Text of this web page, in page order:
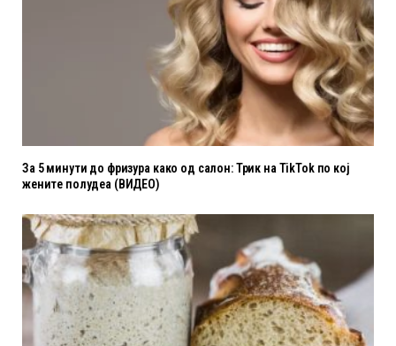
За 5 минути до фризура како од салон: Трик на TikTok по кој
жените полудеа (ВИДЕО)